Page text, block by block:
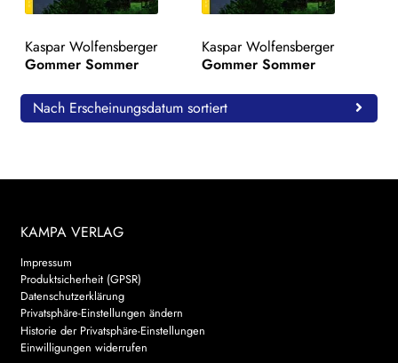
Search:
Kaspar Wolfensberger
Gommer Sommer
Kaspar Wolfensberger
Gommer Sommer
Nach Erscheinungsdatum sortiert
KAMPA VERLAG
Impressum
Produktsicherheit (GPSR)
Datenschutzerklärung
Privatsphäre-Einstellungen ändern
Historie der Privatsphäre-Einstellungen
Einwilligungen widerrufen